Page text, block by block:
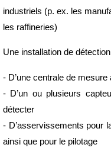
industriels (p. ex. les
les raffineries)
Une installation de
- D’une centrale de
- D’un ou plusieurs
détecter
- D’asservissements pour
ainsi que pour le pilotage